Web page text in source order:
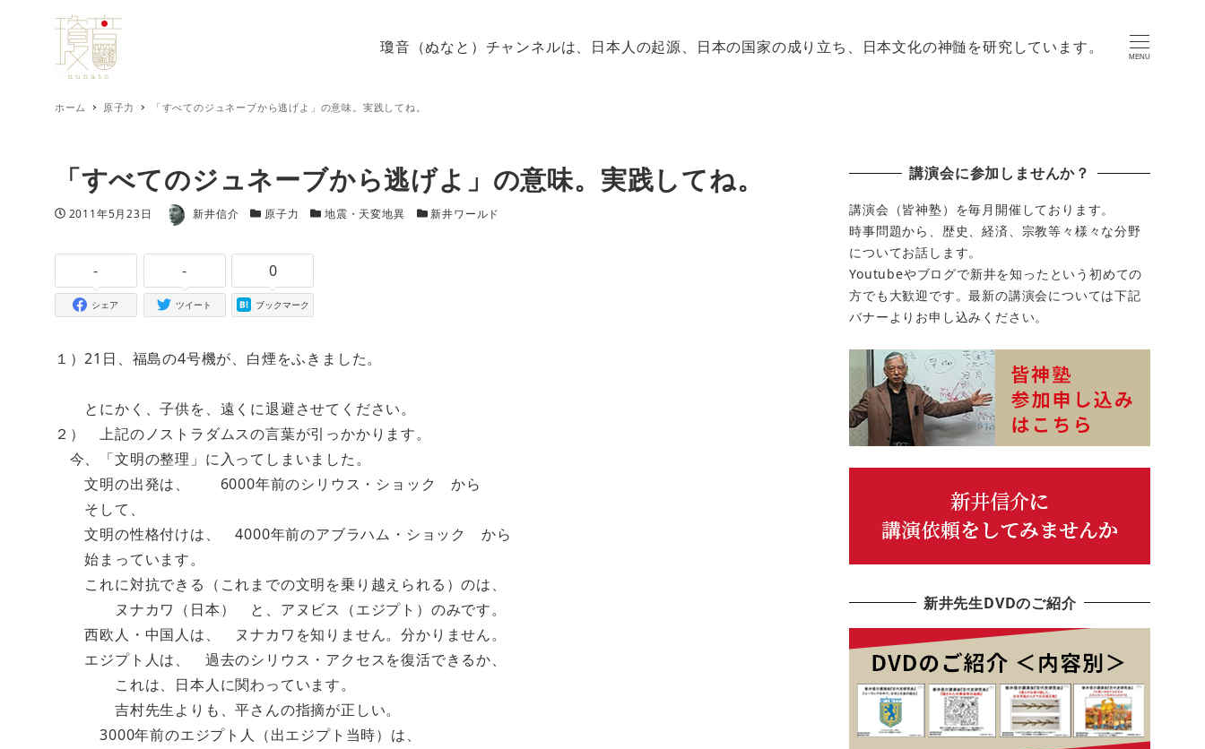
瓊音（ぬなと）チャンネルは、日本人の起源、日本の国家の成り立ち、日本文化の神髄を研究しています。
MENU
ホーム 原子力 「すべてのジュネーブから逃げよ」の意味。実践してね。
「すべてのジュネーブから逃げよ」の意味。実践してね。
投稿日
2011年5月23日 著者 新井信介 カテゴリー
原子力 カテゴリー
地震・天変地異 カテゴリー
新井ワールド
-
シェア
-
ツイート
0
ブックマーク
１）21日、福島の4号機が、白煙をふきました。
とにかく、子供を、遠くに退避させてください。
２） 上記のノストラダムスの言葉が引っかかります。
今、「文明の整理」に入ってしまいました。
文明の出発は、 6000年前のシリウス・ショック から
そして、
文明の性格付けは、 4000年前のアブラハム・ショック から
始まっています。
これに対抗できる（これまでの文明を乗り越えられる）のは、
ヌナカワ（日本） と、アヌビス（エジプト）のみです。
西欧人・中国人は、 ヌナカワを知りません。分かりません。
エジプト人は、 過去のシリウス・アクセスを復活できるか、
これは、日本人に関わっています。
吉村先生よりも、平さんの指摘が正しい。
3000年前のエジプト人（出エジプト当時）は、
講演会に参加しませんか？
講演会（皆神塾）を毎月開催しております。
時事問題から、歴史、経済、宗教等々様々な分野
についてお話します。
Youtubeやブログで新井を知ったという初めての
方でも大歓迎です。最新の講演会については下記
バナーよりお申し込みください。
新井先生DVDのご紹介